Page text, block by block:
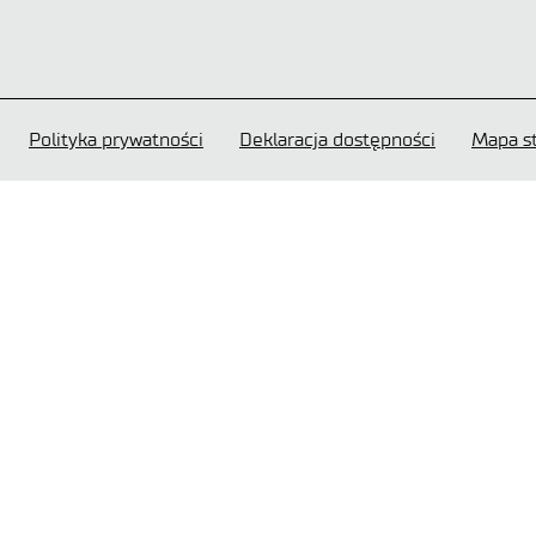
Polityka prywatności Deklaracja dostępności Mapa